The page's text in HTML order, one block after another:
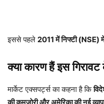
इससे पहले 2011 में निफ्टी (NSE) में
क्या कारण हैं इस
मार्केट एक्सपर्ट्स का कहना है कि